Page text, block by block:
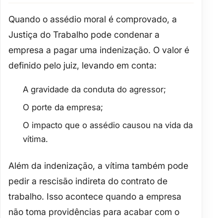
Quando o assédio moral é comprovado, a
Justiça do Trabalho pode condenar a
empresa a pagar uma indenização. O valor é
definido pelo juiz, levando em conta:
A gravidade da conduta do agressor;
O porte da empresa;
O impacto que o assédio causou na vida da
vítima.
Além da indenização, a vítima também pode
pedir a rescisão indireta do contrato de
trabalho. Isso acontece quando a empresa
não toma providências para acabar com o